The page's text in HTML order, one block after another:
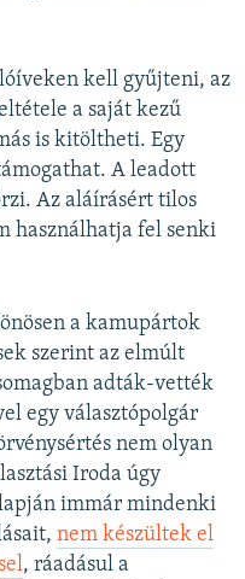
kell gyűjteni, az
a saját kezű
is kitöltheti. Egy
A leadott
Az aláírásért tilos
használhatja fel senki
a kamupártok
szerint az elmúlt
adták-vették
egy választópolgár
nem olyan
Iroda úgy
immár mindenki
nem készültek el
, ráadásul a